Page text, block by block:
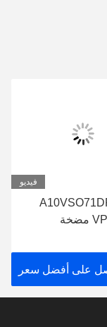
فيديو
VPB22U99 مضخة
على أفضل سعر